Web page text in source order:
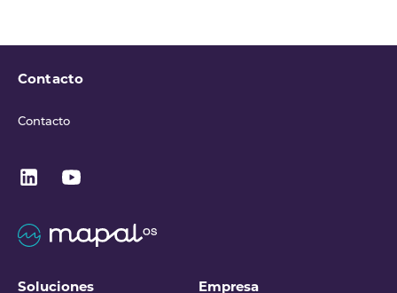
Contacto
Contacto
Soluciones Empresa